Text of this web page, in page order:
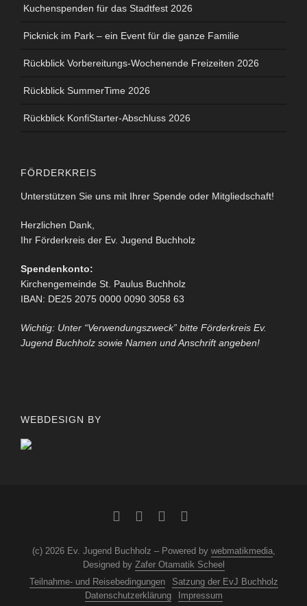
Kuchenspenden für das Stadtfest 2026
Picknick im Park – ein Event für die ganze Familie
Rückblick Vorbereitungs-Wochenende Freizeiten 2026
Rückblick SummerTime 2026
Rückblick KonfiStarter-Abschluss 2026
FÖRDERKREIS
Unterstützen Sie uns mit Ihrer Spende oder Mitgliedschaft!
Herzlichen Dank,
Ihr Förderkreis der Ev. Jugend Buchholz
Spendenkonto:
Kirchengemeinde St. Paulus Buchholz
IBAN: DE25 2075 0000 0090 3058 63
Wichtig: Unter “Verwendungszweck” bitte Förderkreis Ev.
Jugend Buchholz sowie Namen und Anschrift angeben!
WEBDESIGN BY
(c) 2026 Ev. Jugend Buchholz – Powered by webmatikmedia,
Designed by Zafer Otamatik Scheel
Teilnahme- und Reisebedingungen
Satzung der EvJ Buchholz
Datenschutzerklärung
Impressum